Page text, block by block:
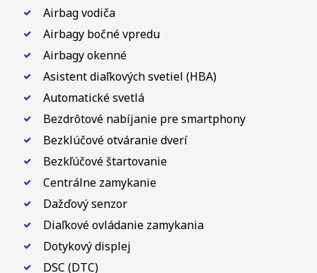
Airbag vodiča
Airbagy bočné vpredu
Airbagy okenné
Asistent diaľkových svetiel (HBA)
Automatické svetlá
Bezdrôtové nabíjanie pre smartphony
Bezklúčové otváranie dverí
Bezkľúčové štartovanie
Centrálne zamykanie
Dažďový senzor
Diaľkové ovládanie zamykania
Dotykový displej
DSC (DTC)